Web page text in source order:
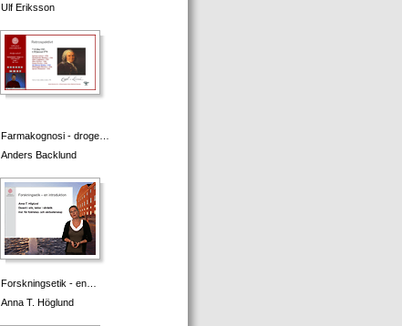
Ulf Eriksson
Farmakognosi - droge…
Anders Backlund
Forskningsetik - en…
Anna T. Höglund